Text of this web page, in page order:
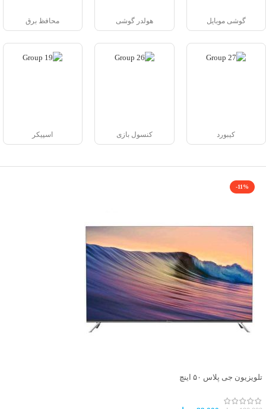
گوشی موبایل هولدر گوشی محافظ برق
کیبورد کنسول بازی اسپیکر
-11%
تلویزیون جی پلاس ۵۰ اینچ